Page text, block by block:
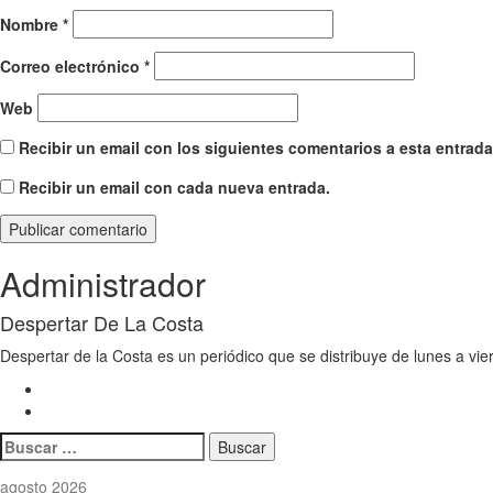
Nombre *
Correo electrónico *
Web
Recibir un email con los siguientes comentarios a esta
Recibir un email con cada nueva entrada.
Administrador
Despertar De La Costa
Despertar de la Costa es un periódico que se distribuye de lunes a
Buscar:
agosto 2026